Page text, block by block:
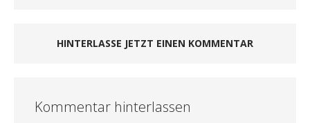
HINTERLASSE JETZT EINEN KOMMENTAR
Kommentar hinterlassen